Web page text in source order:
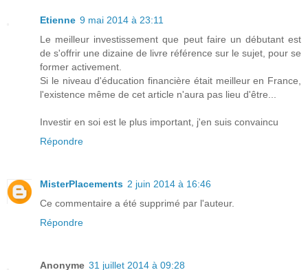
Etienne 9 mai 2014 à 23:11
Le meilleur investissement que peut faire un débutant est
de s'offrir une dizaine de livre référence sur le sujet, pour se
former activement.
Si le niveau d'éducation financière était meilleur en France,
l'existence même de cet article n'aura pas lieu d'être...
Investir en soi est le plus important, j'en suis convaincu
Répondre
MisterPlacements 2 juin 2014 à 16:46
Ce commentaire a été supprimé par l'auteur.
Répondre
Anonyme 31 juillet 2014 à 09:28